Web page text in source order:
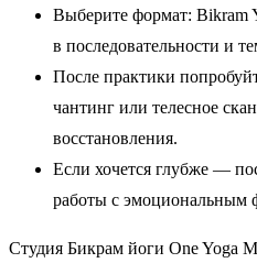
Выберите формат: Bikram
в последовательности и
После практики
чантинг или телесное
восстановления.
Если хочется глубже —
работы с эмоциональным
Студия Бикрам йоги One Yoga